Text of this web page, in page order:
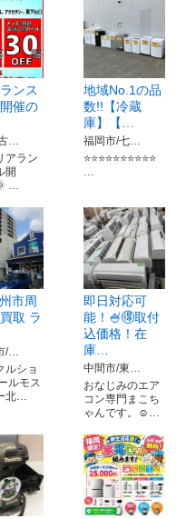
ンス
催の
…
アラン
開
…
地域No.1の品
数!!【冷蔵
庫】【…
福岡市/七…
⭐️⭐️⭐️⭐️⭐️⭐️⭐️⭐️⭐️⭐️
市周
取 ラ
/…
ルショ
ルモス
北…
即日対応可
能！🍧🉐取付
込価格！在
庫…
中間市/東…
おなじみのエア
コン専門まこち
ゃんです。☺…